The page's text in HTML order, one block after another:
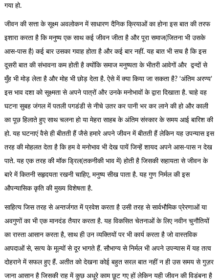
गया हो.
जीवन की सत्ता के सूक्ष्म अवलोकन में साधारण दैनिक क्रियाओं का होना इस बात की तरफ
इशारा करता है कि मनुष्य एक साथ कई जीवन जीता है और पूरा समाज(जितना भी उसके
आस-पास है) कई बार उसका गवाह होता है और कई बार नहीं. यह बात भी सच है कि इस
दूसरी बात की संभावना कम होती है क्योंकि समाज मनुष्यता के भीतरी आवेगों और द्वन्दों से
मुँह भी मोड़ लेता है और मोह भी छोड़ देता है. ऐसे में क्या किया जा सकता है? ‘अंतिम अरण्य’
इस भाव दशा को सूक्ष्मता से अपने पात्रों और उनके मनोभावों के द्वारा दिखाता है. चाहे वह
घटना सुबह जंगल में पतली पगडंडी से नीचे उतर कर पानी भर कर लाने की हो और काली
का पूछ हिलाते हुए साथ चलना हो या मेहरा साहब के अंतिम संस्कार के समय आई बारिश की
हो. यह घटनाएं वैसे ही बीतती हैं जैसे हमारे अपने जीवन में बीतती हैं लेकिन यह उपन्यास इस
तरह की मोहलत देता है कि हम वे मनोभाव भी देख पायें जिन्हें शायद अपने आस-पास न देख
पाते. यह एक तरह की मॉक ड्रिल(तकनीकी भाव में) होती है जिसकी सहायता से जीवन के
बारे में कितनी सहृदयता रखनी चाहिए, मनुष्य सीख पाता है. यह गुण निर्मल की इस
औपन्यासिक कृति की मुख्य विशेषता है.
साहित्य जिस तरह से अन्तर्जगत में प्रवेश करता है उसी तरह से सार्वभौमिक प्रेरणाओं या
अवगुणों का भी एक मानदंड तैयार करता है. यह विकसित चेतनाओं के लिए नवीन चुनौतियों
का रास्ता आसान करता है, साथ ही उन व्यक्तियों पर भी कार्य करता है जो वास्तविक
आपदाओं से, सत्य के मूल्यों से दूर भागते हैं. सौभाग्य से निर्मल भी अपने उपन्यास में यह तत्व
दोहराने में सफल हुए हैं. अतीत को देखना कोई बहुत सरल बात नहीं न ही उस समय से गुज़र
जाना आसान है जिसकी राह में कुछ अधूरे काम छूट गए हों लेकिन यही जीवन की विडंबना है